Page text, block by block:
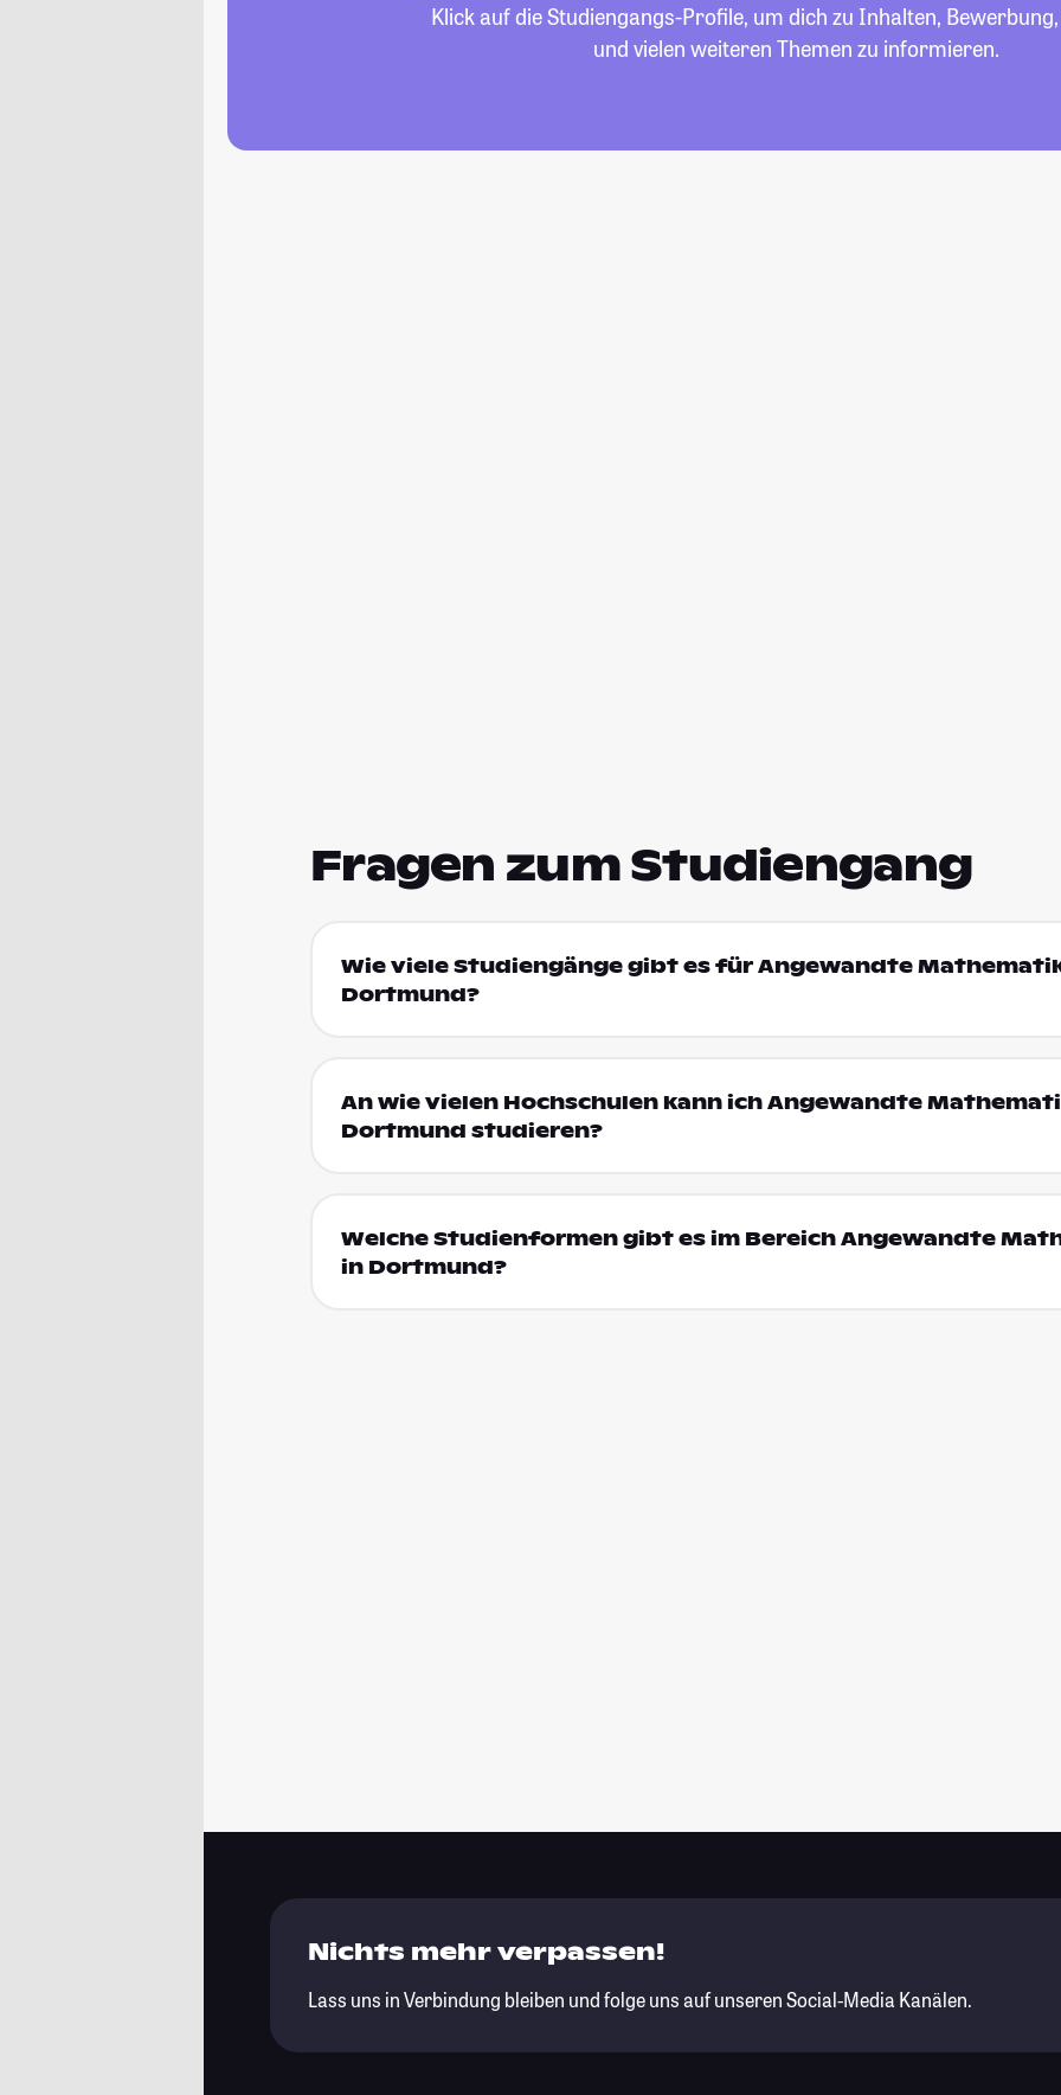
Klick auf die Studiengangs-Profile, um dich zu Inhalten,
und vielen weiteren Themen zu informieren.
Fragen zum Studiengang
Wie viele Studiengänge gibt es für Angewandte
Dortmund?
An wie vielen Hochschulen kann ich Angewandte
Dortmund studieren?
Welche Studienformen gibt es im Bereich Angewandte
in Dortmund?
Nichts mehr verpassen!
Lass uns in Verbindung bleiben und folge uns auf unseren Social-Media Kanälen.